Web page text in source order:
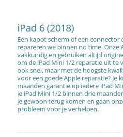
iPad 6 (2018)
Een kapot scherm of een connector
repareren we binnen no time. Onze
vakkundig en gebruiken altijd
om de iPad Mini 1/2 reparatie uit te
ook snel, maar met de hoogste
voor een goede Apple reparatie? Je
maanden garantie op iedere iPad
je iPad Mini 1/2 binnen drie
je gewoon terug komen en gaan
probleem voor je verhelpen.